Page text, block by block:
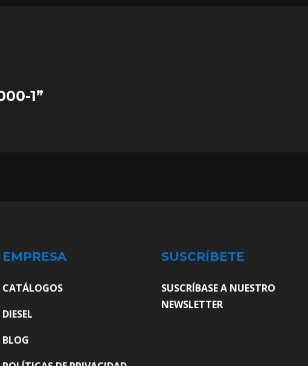
1”
EMPRESA
CATÁLOGOS
DIESEL
BLOG
SUSCRÍBETE
SUSCRÍBASE A NUESTRO
NEWSLETTER